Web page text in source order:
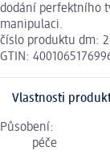
dodání perfektního
manipulaci.
číslo produktu dm:
GTIN:
Vlastnosti
Působení:
péče